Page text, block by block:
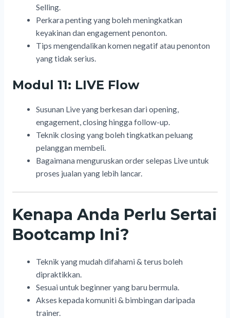
Selling.
Perkara penting yang boleh meningkatkan
keyakinan dan engagement penonton.
Tips mengendalikan komen negatif atau penonton
yang tidak serius.
Modul 11: LIVE Flow
Susunan Live yang berkesan dari opening,
engagement, closing hingga follow-up.
Teknik closing yang boleh tingkatkan peluang
pelanggan membeli.
Bagaimana menguruskan order selepas Live untuk
proses jualan yang lebih lancar.
Kenapa Anda Perlu Sertai
Bootcamp Ini?
Teknik yang mudah difahami & terus boleh
dipraktikkan.
Sesuai untuk beginner yang baru bermula.
Akses kepada komuniti & bimbingan daripada
trainer.